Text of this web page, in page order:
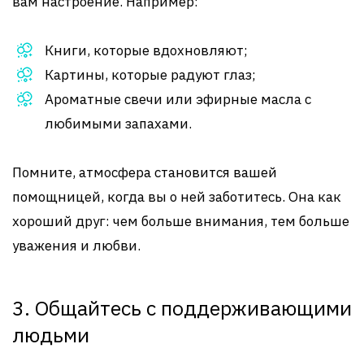
Книги, которые вдохновляют;
Картины, которые радуют глаз;
Ароматные свечи или эфирные масла с
любимыми запахами.
Помните, атмосфера становится вашей
помощницей, когда вы о ней заботитесь. Она как
хороший друг: чем больше внимания, тем больше
уважения и любви.
3. Общайтесь с поддерживающими
людьми